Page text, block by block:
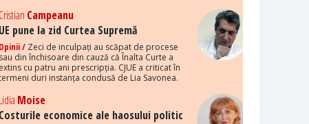
Cristian Campeanu
UE pune la zid Curtea Supremă
Opinii / Zeci de inculpați au scăpat de procese
sau din închisoare din cauză că Înalta Curte a
extins cu patru ani prescripția. CJUE a criticat în
duri instanța condusă de Lia Savonea.
Lidia Moise
Costurile economice ale haosului politic